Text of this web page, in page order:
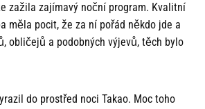
zažila zajímavý noční program. Kvalitní
měla pocit, že za ní pořád někdo jde a
obličejů a podobných výjevů, těch bylo
do prostřed noci Takao. Moc toho